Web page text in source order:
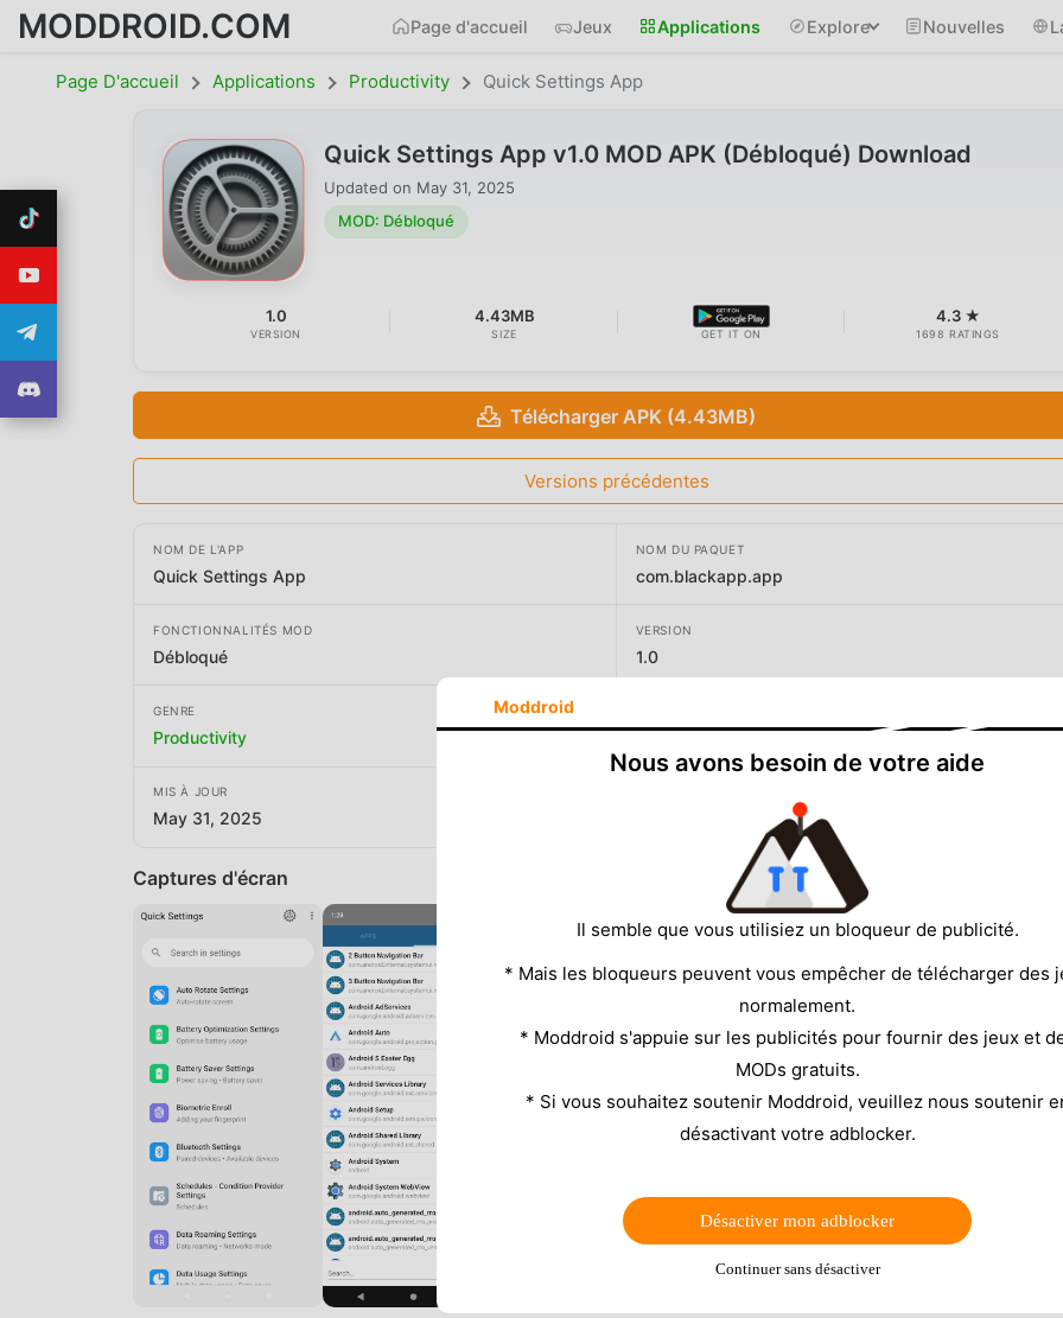
MODDROID.COM Page d'accueil Jeux Applications Explore Nouvelles
Page D'accueil Applications Productivity Quick Settings App
Quick Settings App v1.0 MOD APK (Débloqué) Download
Updated on May 31, 2025
MOD: Débloqué
1.0
VERSION
4.43MB
SIZE GET IT ON
4.3 ★
1698 RATINGS
Télécharger APK (4.43MB)
Versions précédentes
NOM DE L'APP
Quick Settings App
NOM DU PAQUET
com.blackapp.app
FONCTIONNALITÉS MOD
Débloqué
VERSION
1.0
GENRE
Productivity Black App
MIS À JOUR
May 31, 2025
Captures d'écran
Moddroid
Nous avons besoin de votre aide
Il semble que vous utilisiez un bloqueur de publicité.
* Mais les bloqueurs peuvent vous empêcher de télécharger des
normalement.
* Moddroid s'appuie sur les publicités pour fournir des jeux et
MODs gratuits.
* Si vous souhaitez soutenir Moddroid, veuillez nous soutenir
désactivant votre adblocker.
Désactiver mon adblocker
Continuer sans désactiver